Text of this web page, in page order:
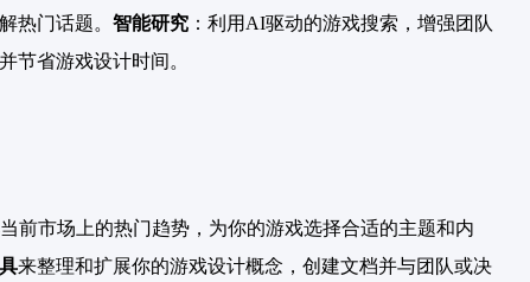
热门话题。 智能研究 ：利用AI驱动的游戏搜索，增强团队
节省游戏设计时间。
前市场上的热门趋势，为你的游戏选择合适的主题和内
来整理和扩展你的游戏设计概念，创建文档并与团队或决